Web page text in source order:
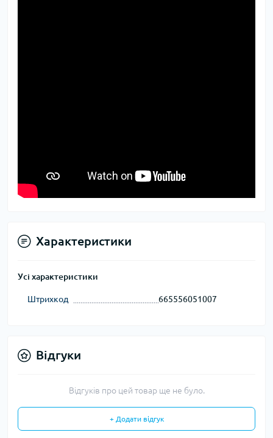
Характеристики
Усі характеристики
Штрихкод 665556051007
Відгуки
Відгуків про цей товар ще не було.
+ Додати відгук